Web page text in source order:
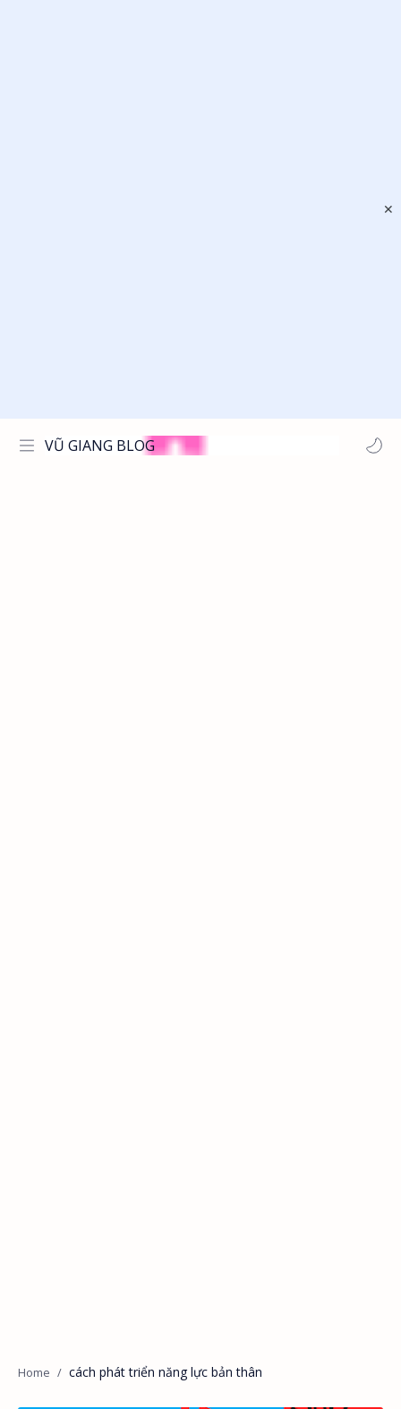
VŨ GIANG BLOG
cách phát triển năng lực bản thân